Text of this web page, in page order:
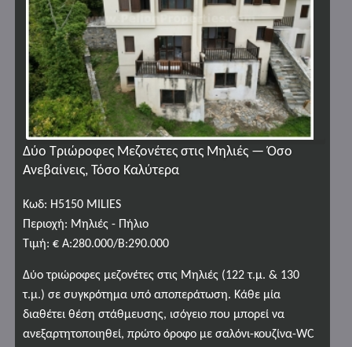
Δύο Τριώροφες Μεζονέτες στις Μηλιές — Όσο
Ανεβαίνεις, Τόσο Καλύτερα
Κωδ: H5150 MILIES
Περιοχή: Μηλιές - Πήλιο
Τιμή: € A:280.000/B:290.000
Δύο τριώροφες μεζονέτες στις Μηλιές (122 τ.μ. & 130
τ.μ.) σε συγκρότημα υπό αποπεράτωση. Κάθε μία
διαθέτει θέση στάθμευσης, ισόγειο που μπορεί να
ανεξαρτητοποιηθεί, πρώτο όροφο με σαλόνι-κουζίνα-WC